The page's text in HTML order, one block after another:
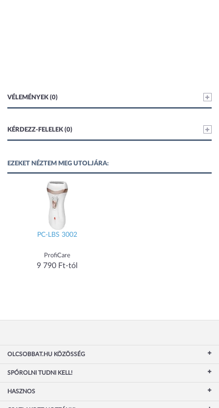
VÉLEMÉNYEK (0)
KÉRDEZZ-FELELEK (0)
EZEKET NÉZTEM MEG UTOLJÁRA:
PC-LBS 3002
ProfiCare
9 790 Ft-tól
OLCSOBBAT.HU KÖZÖSSÉG
SPÓROLNI TUDNI KELL!
HASZNOS